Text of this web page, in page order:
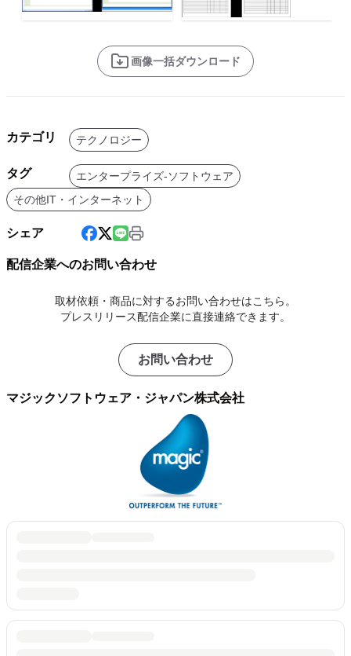
画像一括ダウンロード
カテゴリ テクノロジー
タグ
エンタープライズ-ソフトウェア
その他IT・インターネット
シェア
配信企業へのお問い合わせ
取材依頼・商品に対するお問い合わせはこちら。
プレスリリース配信企業に直接連絡できます。
お問い合わせ
マジックソフトウェア・ジャパン株式会社